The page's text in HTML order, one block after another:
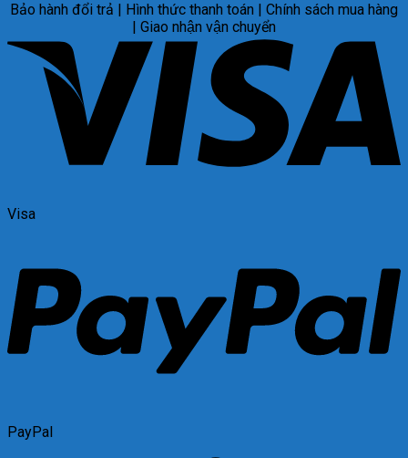
Bảo hành đổi trả | Hình thức thanh toán | Chính sách mua hàng
| Giao nhận vận chuyển
Visa
PayPal